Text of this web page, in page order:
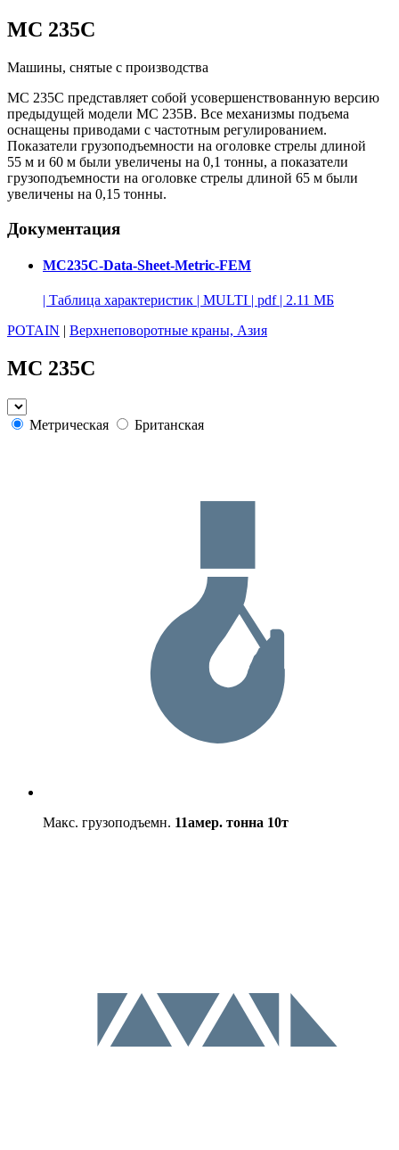
MC 235C
Машины, снятые с производства
MC 235C представляет собой усовершенствованную версию
предыдущей модели MC 235B. Все механизмы подъема
оснащены приводами с частотным регулированием.
Показатели грузоподъемности на оголовке стрелы длиной
55 м и 60 м были увеличены на 0,1 тонны, а показатели
грузоподъемности на оголовке стрелы длиной 65 м были
увеличены на 0,15 тонны.
Документация
MC235C-Data-Sheet-Metric-FEM
| Таблица характеристик | MULTI | pdf | 2.11 МБ
POTAIN | Верхнеповоротные краны, Азия
MC 235C
Метрическая Британская
Макс. грузоподъемн. 11амер. тонна 10т